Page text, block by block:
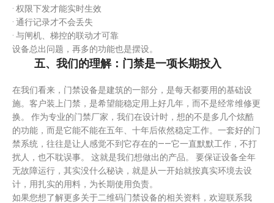
· 权限下发才能实时生效
· 通行记录才不会丢失
· 与闸机、梯控的联动才可靠
设备总出问题，再多的功能也是摆设。
五、我们的理解：门禁是一项长期投入
在我们看来，门禁设备是建筑的一部分，是每天都要用的基础设
施。客户装上门禁，是希望能稳定用上好几年，而不是经常维修更
换。 作为专业的门禁厂家，我们在设计时，想的不是多几个炫酷
的功能，而是它能不能在五年、十年后依然稳定工作。一套好的门
禁系统，往往是让人感觉不到它存在的——它一直默默工作，不打
扰人，也不耽误事。 这就是我们想做出的产品。 要保证设备全年
无故障运行，其实没什么秘诀，就是从一开始就按真实环境去设
计，用扎实的用料，为长期使用负责。
如果您想了解更多关于二维码门禁设备的相关资料，欢迎联系我